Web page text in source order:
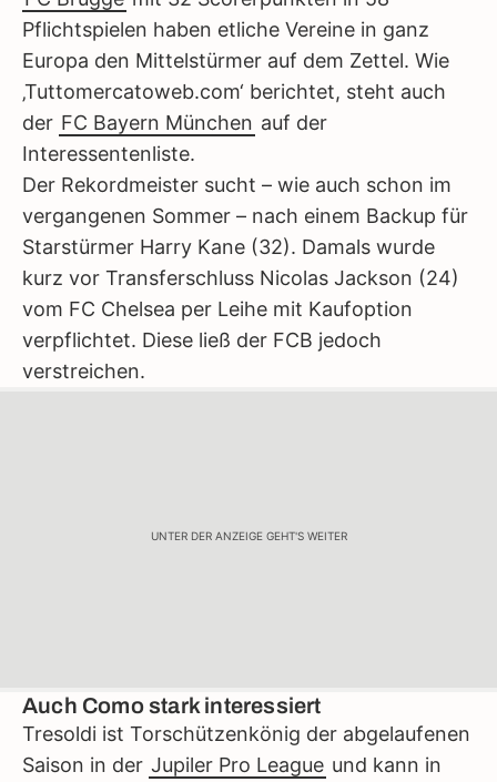
Pflichtspielen haben etliche Vereine in ganz
Europa den Mittelstürmer auf dem Zettel. Wie
‚Tuttomercatoweb.com‘ berichtet, steht auch
der FC Bayern München auf der
Interessentenliste.
Der Rekordmeister sucht – wie auch schon im
vergangenen Sommer – nach einem Backup für
Starstürmer Harry Kane (32). Damals wurde
kurz vor Transferschluss Nicolas Jackson (24)
vom FC Chelsea per Leihe mit Kaufoption
verpflichtet. Diese ließ der FCB jedoch
verstreichen.
UNTER DER ANZEIGE GEHT'S WEITER
Auch Como stark interessiert
Tresoldi ist Torschützenkönig der abgelaufenen
Saison in der Jupiler Pro League und kann in